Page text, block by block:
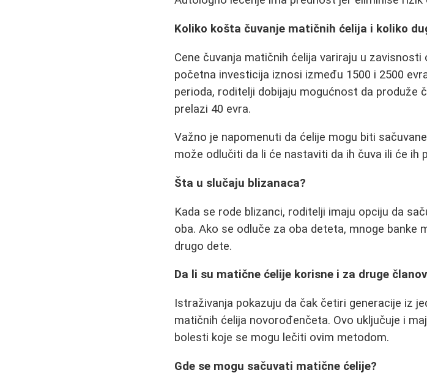
Koliko košta čuvanje matičnih ćelija i koliko
Cene čuvanja matičnih ćelija variraju u
početna investicija iznosi između 1500 i 2500
perioda, roditelji dobijaju mogućnost da produže
prelazi 40 evra.
Važno je napomenuti da ćelije mogu biti
može odlučiti da li će nastaviti da ih čuva ili će ih
Šta u slučaju blizanaca?
Kada se rode blizanci, roditelji imaju opciju da
oba. Ako se odluče za oba deteta, mnoge banke
drugo dete.
Da li su matične ćelije korisne i za druge
Istraživanja pokazuju da čak četiri generacije iz
matičnih ćelija novorođenčeta. Ovo uključuje i
bolesti koje se mogu lečiti ovim metodom.
Gde se mogu sačuvati matične ćelije?